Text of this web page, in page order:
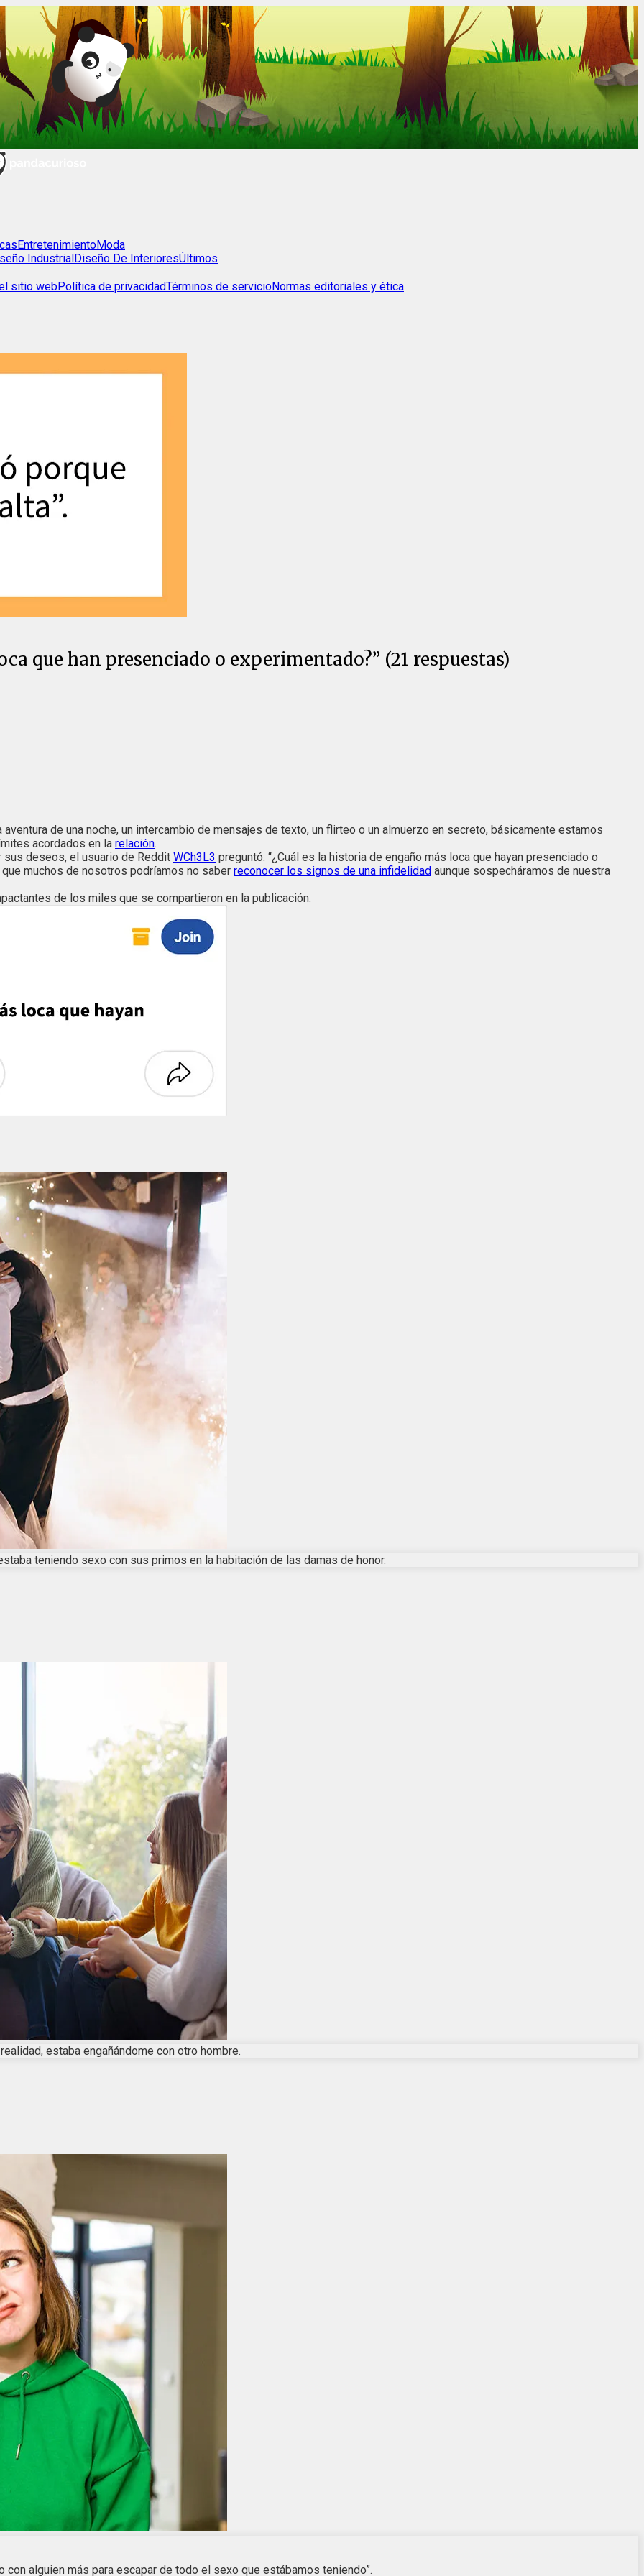
EntretenimientoModa
IndustrialDiseño De InterioresÚltimos
sitio webPolítica de privacidadTérminos de servicioNormas editoriales y ética
que han presenciado o experimentado?” (21 respuestas)
de una noche, un intercambio de mensajes de texto, un flirteo o un almuerzo en secreto, básicamente estamos
acordados en la relación.
sus deseos, el usuario de Reddit WCh3L3 preguntó: “¿Cuál es la historia de engaño más loca que hayan presenciado o
muchos de nosotros podríamos no saber reconocer los signos de una infidelidad aunque sospecháramos de nuestra
de los miles que se compartieron en la publicación.
teniendo sexo con sus primos en la habitación de las damas de honor.
estaba engañándome con otro hombre.
alguien más para escapar de todo el sexo que estábamos teniendo”.